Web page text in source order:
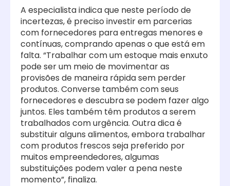
A especialista indica que neste período de
incertezas, é preciso investir em parcerias
com fornecedores para entregas menores e
contínuas, comprando apenas o que está em
falta. “Trabalhar com um estoque mais enxuto
pode ser um meio de movimentar as
provisões de maneira rápida sem perder
produtos. Converse também com seus
fornecedores e descubra se podem fazer algo
juntos. Eles também têm produtos a serem
trabalhados com urgência. Outra dica é
substituir alguns alimentos, embora trabalhar
com produtos frescos seja preferido por
muitos empreendedores, algumas
substituições podem valer a pena neste
momento”, finaliza.